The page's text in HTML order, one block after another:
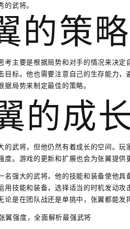
武将。
的策
考主要是根据局势和对手的情况来决
目标。他也需要注意自己的生存能力
局势来制定最佳的策略。
的成
的武将，但他仍然有着成长的空间。
度。游戏的更新和扩展也会为张翼提供
名强大的武将，他的技能和装备使他
用技能和装备，选择适当的时机发动
论是在团队战还是单挑中，张翼都能发